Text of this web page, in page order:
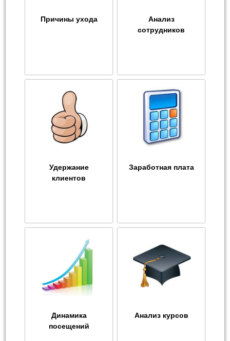
Причины ухода
Анализ
сотрудников
Удержание
клиентов
Заработная плата
Динамика
посещений
Анализ курсов